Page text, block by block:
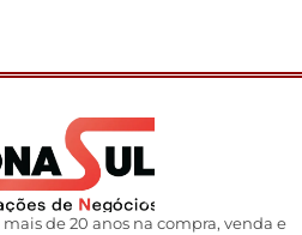
de 20 anos na compra, venda e